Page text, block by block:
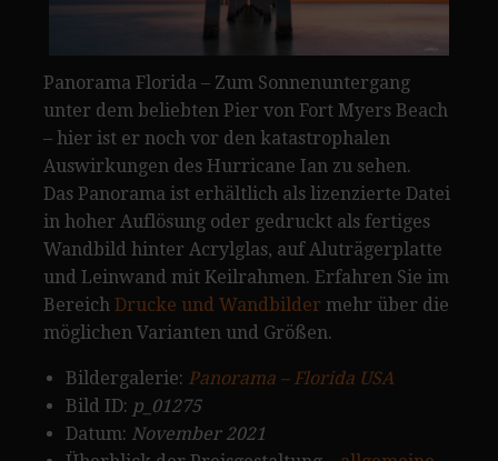
Panorama Florida – Zum Sonnenuntergang
unter dem beliebten Pier von Fort Myers Beach
– hier ist er noch vor den katastrophalen
Auswirkungen des Hurricane Ian zu sehen.
Das Panorama ist erhältlich als lizenzierte Datei
in hoher Auflösung oder gedruckt als fertiges
Wandbild hinter Acrylglas, auf Aluträgerplatte
und Leinwand mit Keilrahmen. Erfahren Sie im
Bereich Drucke und Wandbilder mehr über die
möglichen Varianten und Größen.
Bildergalerie: Panorama – Florida USA
Bild ID: p_01275
Datum: November 2021